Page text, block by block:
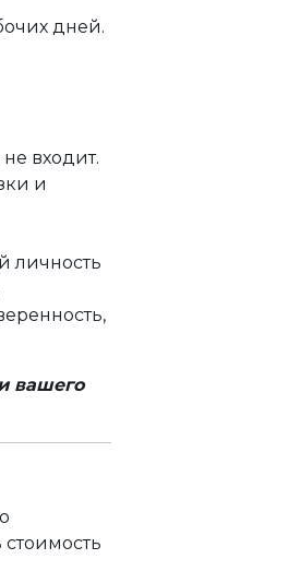
дней.
не входит.
и
личность
вашего